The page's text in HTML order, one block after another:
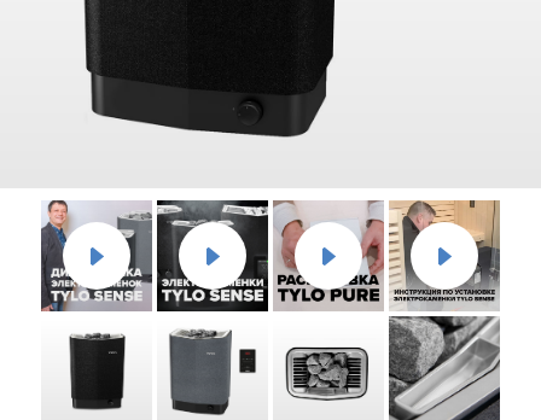
Контакты